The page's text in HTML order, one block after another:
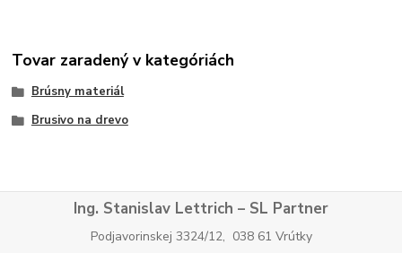
Tovar zaradený v kategóriách
Brúsny materiál
Brusivo na drevo
Ing. Stanislav Lettrich – SL Partner
Podjavorinskej 3324/12, 038 61 Vrútky